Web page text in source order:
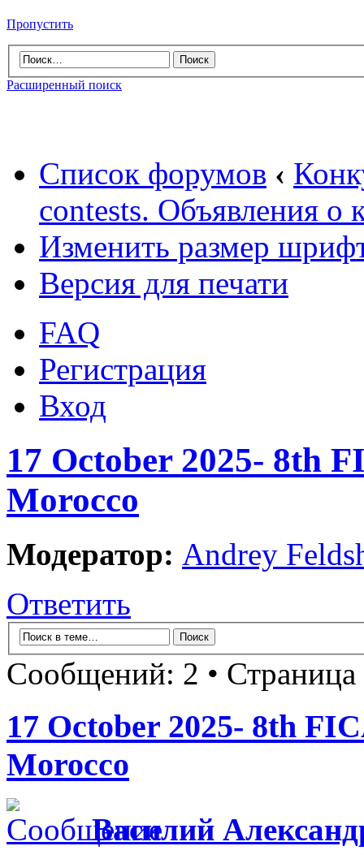
Пропустить
Расширенный поиск
Список форумов ‹
contests. Объявления о
Изменить размер
Версия для печати
FAQ
Регистрация
Вход
17 October 2025- 8th
Morocco
Модератор: Andrey
Ответить
Сообщений: 2 • Страница
17 October 2025- 8th
Morocco
Василий